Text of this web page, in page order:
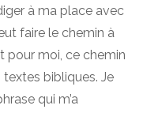
à ma place avec
faire le chemin à
pour moi, ce chemin
bibliques. Je
qui m’a